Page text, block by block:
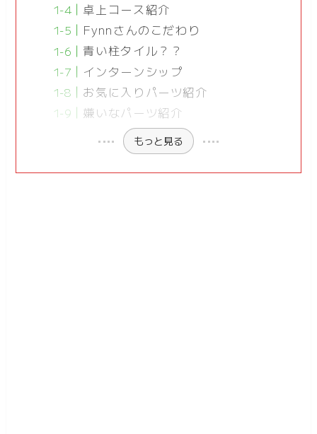
卓上コース紹介
Fynnさんのこだわり
青い柱タイル？？
インターンシップ
お気に入りパーツ紹介
嫌いなパーツ紹介
もっと見る